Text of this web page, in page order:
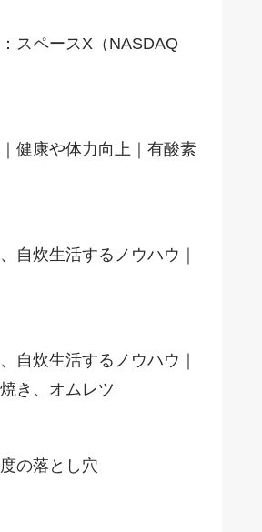
スペースX（NASDAQ
健康や体力向上｜有酸素
自炊生活するノウハウ｜
自炊生活するノウハウ｜
き、オムレツ
の落とし穴